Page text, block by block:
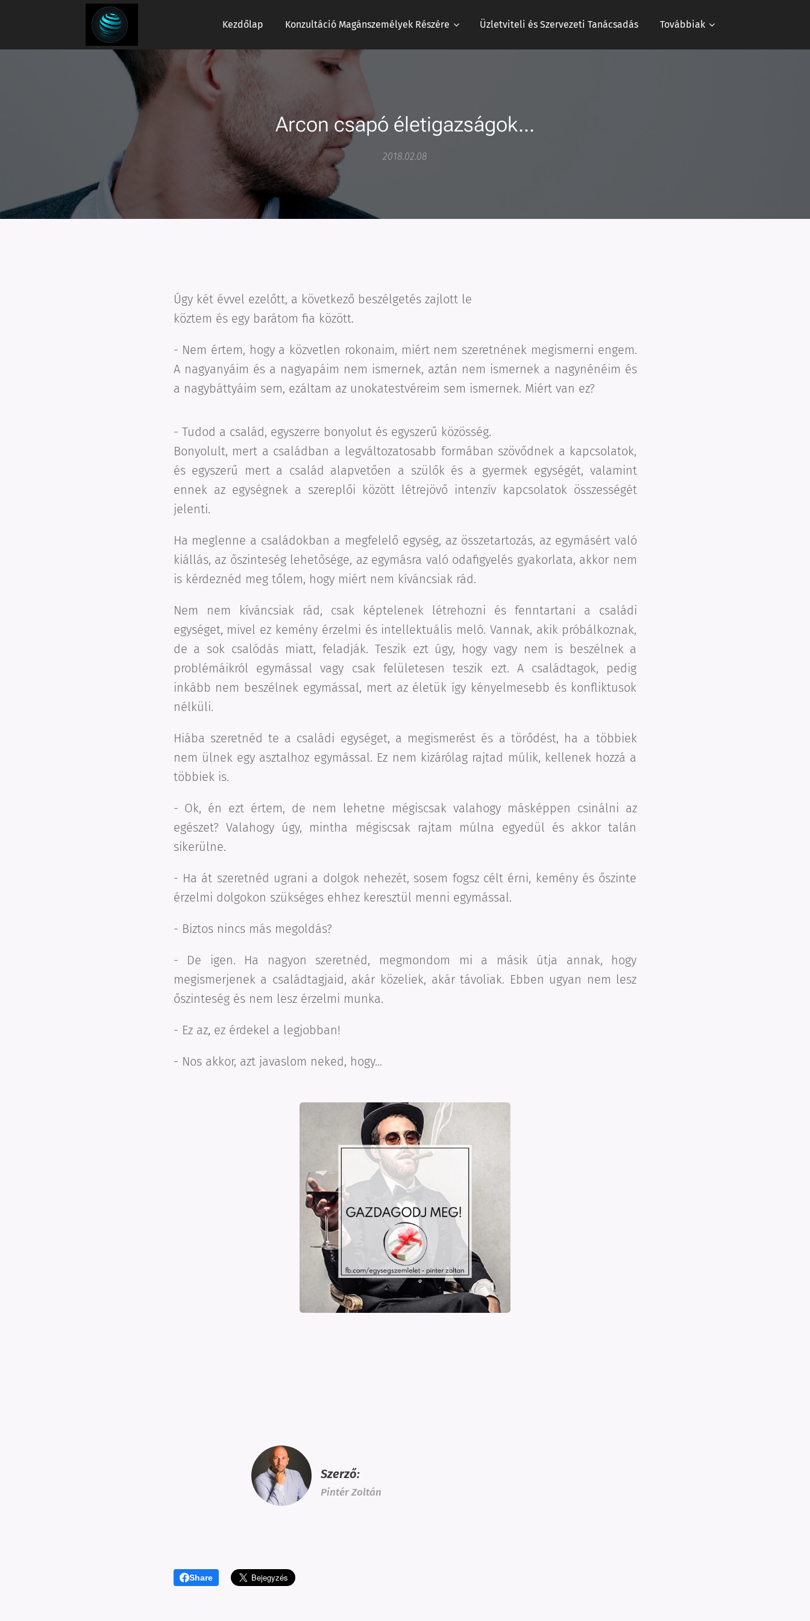
Kezdőlap Konzultáció Magánszemélyek Részére Üzletviteli és Szervezeti Tanácsadás Továbbiak
Arcon csapó életigazságok...
2018.02.08
Úgy két évvel ezelőtt, a következő beszélgetés zajlott le
köztem és egy barátom fia között.
- Nem értem, hogy a közvetlen rokonaim, miért nem szeretnének megismerni engem.
A nagyanyáim és a nagyapáim nem ismernek, aztán nem ismernek a nagynénéim és
a nagybáttyáim sem, ezáltam az unokatestvéreim sem ismernek. Miért van ez?
- Tudod a család, egyszerre bonyolut és egyszerű közösség.
Bonyolult, mert a családban a legváltozatosabb formában szövődnek a kapcsolatok,
és egyszerű mert a család alapvetően a szülők és a gyermek egységét, valamint
ennek az egységnek a szereplői között létrejövő intenzív kapcsolatok összességét
jelenti.
Ha meglenne a családokban a megfelelő egység, az összetartozás, az egymásért való
kiállás, az őszinteség lehetősége, az egymásra való odafigyelés gyakorlata, akkor nem
is kérdeznéd meg tőlem, hogy miért nem kíváncsiak rád.
Nem nem kíváncsiak rád, csak képtelenek létrehozni és fenntartani a családi
egységet, mivel ez kemény érzelmi és intellektuális meló. Vannak, akik próbálkoznak,
de a sok csalódás miatt, feladják. Teszik ezt úgy, hogy vagy nem is beszélnek a
problémáikról egymással vagy csak felületesen teszik ezt. A családtagok, pedig
inkább nem beszélnek egymással, mert az életük így kényelmesebb és konfliktusok
nélküli.
Hiába szeretnéd te a családi egységet, a megismerést és a törődést, ha a többiek
nem ülnek egy asztalhoz egymással. Ez nem kizárólag rajtad múlik, kellenek hozzá a
többiek is.
- Ok, én ezt értem, de nem lehetne mégiscsak valahogy másképpen csinálni az
egészet? Valahogy úgy, mintha mégiscsak rajtam múlna egyedül és akkor talán
sikerülne.
- Ha át szeretnéd ugrani a dolgok nehezét, sosem fogsz célt érni, kemény és őszinte
érzelmi dolgokon szükséges ehhez keresztül menni egymással.
- Biztos nincs más megoldás?
- De igen. Ha nagyon szeretnéd, megmondom mi a másik útja annak, hogy
megismerjenek a családtagjaid, akár közeliek, akár távoliak. Ebben ugyan nem lesz
őszinteség és nem lesz érzelmi munka.
- Ez az, ez érdekel a legjobban!
- Nos akkor, azt javaslom neked, hogy...
Szerző:
Pintér Zoltán
Share